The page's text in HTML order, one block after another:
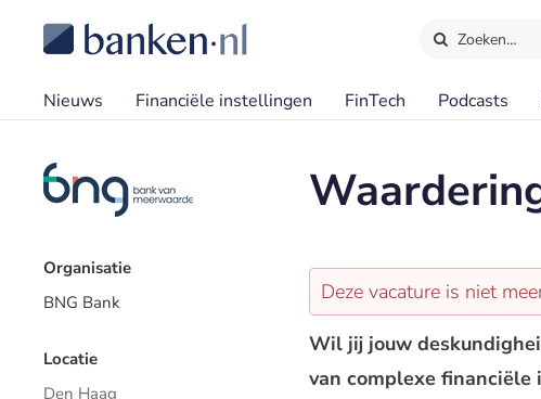
Zoeken…
Nieuws Financiële instellingen FinTech Podcasts
Organisatie
BNG Bank
Locatie
Den Haag
Deze vacature is niet
Wil jij jouw
van complexe financiële